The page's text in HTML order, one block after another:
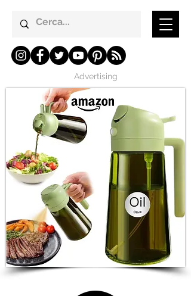
Advertising